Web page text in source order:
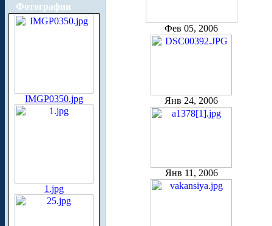
Фотографии
IMGP0350.jpg
1.jpg
Фев 05, 2006
Янв 24, 2006
Янв 11, 2006